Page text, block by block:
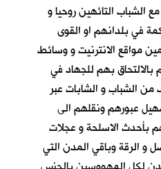
الشباب التائهين روحيا و
في بلدانهم او القوى
مواقع الانترنيت و وسائط
بهم للجهاد في
من الشباب و الشابات عبر
عبورهم ونقلهم الى
بأحدث الاسلحة و عجلات
و الرقة وباقي المدن التي